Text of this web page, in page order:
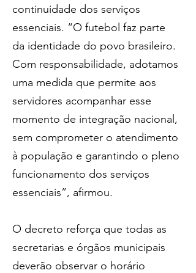
continuidade dos serviços
essenciais. “O futebol faz parte
da identidade do povo brasileiro.
Com responsabilidade, adotamos
uma medida que permite aos
servidores acompanhar esse
momento de integração nacional,
sem comprometer o atendimento
à população e garantindo o pleno
funcionamento dos serviços
essenciais”, afirmou.
O decreto reforça que todas as
secretarias e órgãos municipais
deverão observar o horário